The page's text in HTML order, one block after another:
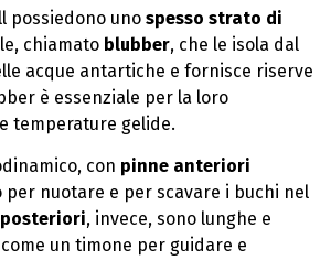
possiedono uno spesso strato di
chiamato blubber, che le isola dal
acque antartiche e fornisce riserve
è essenziale per la loro
temperature gelide.
con pinne anteriori
per nuotare e per scavare i buchi nel
, invece, sono lunghe e
un timone per guidare e